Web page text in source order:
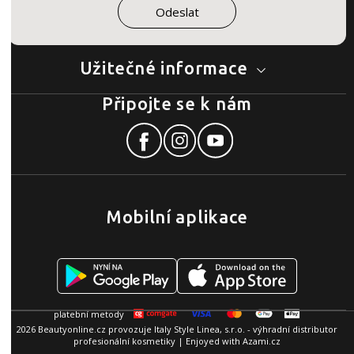
Užitečné informace
Mobilní aplikace
Připojte se k nám
2026 Beautyonline.cz provozuje Italy Style Linea, s.r.o. - výhradní distributor
profesionální kosmetiky | Enjoyed with Azami.cz